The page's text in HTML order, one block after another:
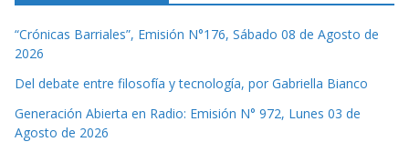
“Crónicas Barriales”, Emisión N°176, Sábado 08 de Agosto de
2026
Del debate entre filosofía y tecnología, por Gabriella Bianco
Generación Abierta en Radio: Emisión N° 972, Lunes 03 de
Agosto de 2026